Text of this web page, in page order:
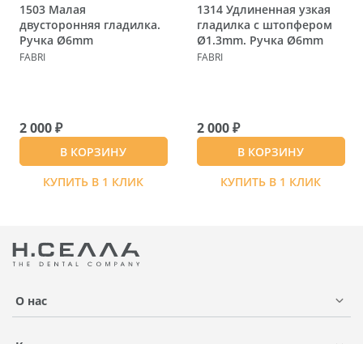
1503 Малая
двусторонняя гладилка.
Ручка Ø6mm
FABRI
2 000 ₽
В КОРЗИНУ
КУПИТЬ В 1 КЛИК
1314 Удлиненная узкая
гладилка с штопфером
Ø1.3mm. Ручка Ø6mm
FABRI
2 000 ₽
В КОРЗИНУ
КУПИТЬ В 1 КЛИК
О нас